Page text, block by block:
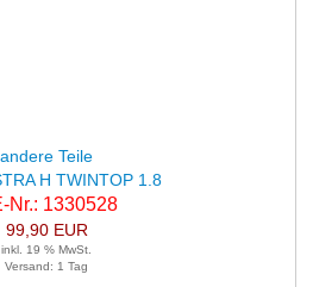
andere Teile
H TWINTOP 1.8
Nr.: 1330528
99,90 EUR
inkl. 19 % MwSt.
Versand: 1 Tag